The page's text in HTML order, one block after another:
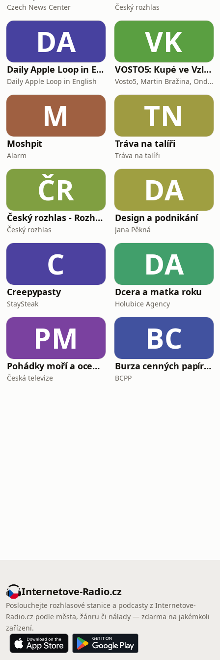
oborech nápomocných při
objasňování trestných činů. V poř
Czech News Center Český rozhlas
DA
Daily Apple Loop in English
Daily Apple Loop in English
VK
VOSTO5: Kupé ve Vzletu
Vosto5, Martin Bražina, Ondřej Cihlář, Petr Prokop, Ondřej Bauer
M
Moshpit
Alarm
TN
Tráva na talíři
Tráva na talíři
ČR
Český rozhlas - Rozhovory
Český rozhlas
DA
Design a podnikání
Jana Pěkná
C
Creepypasty
StaySteak
DA
Dcera a matka roku
Holubice Agency
PM
Pohádky moří a oceánů
Česká televize
BC
Burza cenných papírů Praha
BCPP
Internetove-Radio.cz
Poslouchejte rozhlasové stanice a podcasty z Internetove-
Radio.cz podle města, žánru či nálady — zdarma na jakémkoli
zařízení.